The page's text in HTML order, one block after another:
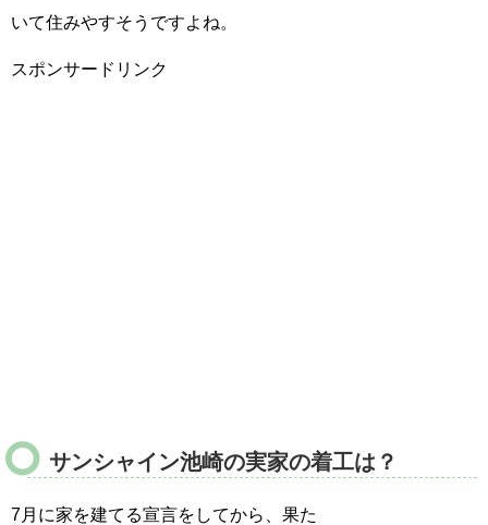
いて住みやすそうですよね。
スポンサードリンク
サンシャイン池崎の実家の着工は？
7月に家を建てる宣言をしてから、果た